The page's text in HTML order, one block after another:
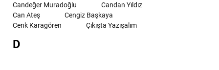
Candeğer Muradoğlu
Candan Yıldız
Can Ateş
Cengiz Başkaya
Cenk Karagören
Çıkışta Yazışalım
D